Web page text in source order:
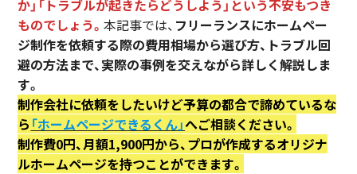
か」「トラブルが起きたらどうしよう」という不安もつき
ものでしょう。本記事では、 フリーランスにホームペー
ジ制作を依頼する際の費用相場から選び方、トラブル回
避の方法まで、実際の事例を交えながら詳しく解説しま
す。
制作会社に依頼をしたいけど予算の都合で諦めているな
ら 「ホームページできるくん」へご相談ください。
制作費0円、月額1,900円から、プロが作成するオリジナ
ルホームページを持つことができます。